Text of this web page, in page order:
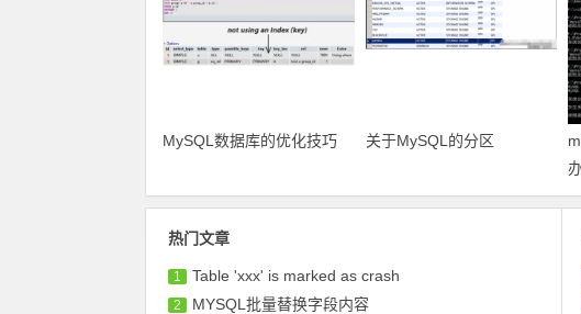
MySQL数据库的优化技巧 关于MySQL的分区
热门文章
1 Table 'xxx' is marked as crash
2 MYSQL批量替换字段内容